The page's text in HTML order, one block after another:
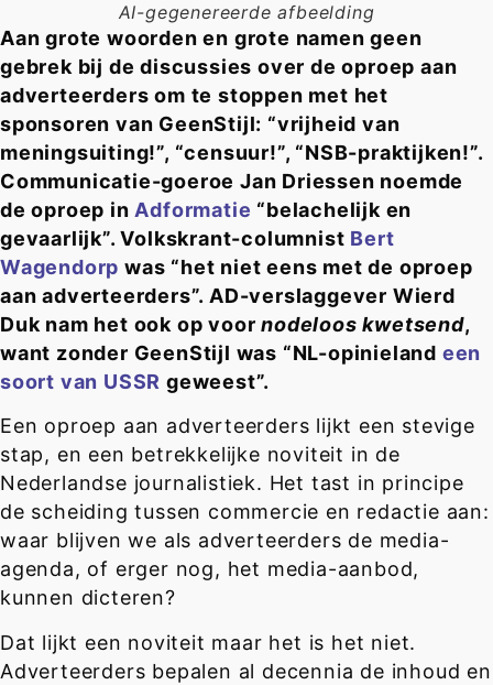
AI-gegenereerde afbeelding
Aan grote woorden en grote namen geen
gebrek bij de discussies over de oproep aan
adverteerders om te stoppen met het
sponsoren van GeenStijl: “vrijheid van
meningsuiting!”, “censuur!”, “NSB-praktijken!”.
Communicatie-goeroe Jan Driessen noemde
de oproep in Adformatie “belachelijk en
gevaarlijk”. Volkskrant-columnist Bert
Wagendorp was “het niet eens met de oproep
aan adverteerders”. AD-verslaggever Wierd
Duk nam het ook op voornodeloos kwetsend,
want zonder GeenStijl was “NL-opinieland een
soort van USSR geweest”.
Een oproep aan adverteerders lijkt een stevige
stap, en een betrekkelijke noviteit in de
Nederlandse journalistiek. Het tast in principe
de scheiding tussen commercie en redactie aan:
waar blijven we als adverteerders de media-
agenda, of erger nog, het media-aanbod,
kunnen dicteren?
Dat lijkt een noviteit maar het is het niet.
Adverteerders bepalen al decennia de inhoud en